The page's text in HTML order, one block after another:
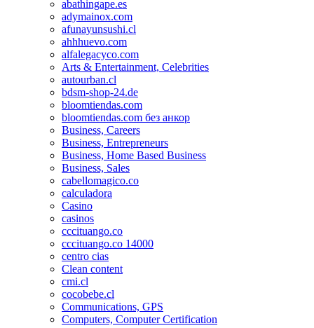
abathingape.es
adymainox.com
afunayunsushi.cl
ahhhuevo.com
alfalegacyco.com
Arts & Entertainment, Celebrities
autourban.cl
bdsm-shop-24.de
bloomtiendas.com
bloomtiendas.com без анкор
Business, Careers
Business, Entrepreneurs
Business, Home Based Business
Business, Sales
cabellomagico.co
calculadora
Casino
casinos
cccituango.co
cccituango.co 14000
centro cias
Clean content
cmi.cl
cocobebe.cl
Communications, GPS
Computers, Computer Certification